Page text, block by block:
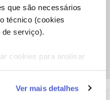
que são necessários
técnico (cookies
serviço).
cookies para analisar
e
Ver mais detalhes
relevante. Marque
nos melhores comentários.